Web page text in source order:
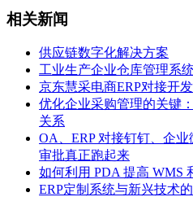
相关新闻
供应链数字化解决方案
工业生产企业仓库管理系
京东慧采电商ERP对接开发
优化企业采购管理的关键
关系
OA、ERP 对接钉钉、企
审批真正跑起来
如何利用 PDA 提高 WMS
ERP定制系统与新兴技术